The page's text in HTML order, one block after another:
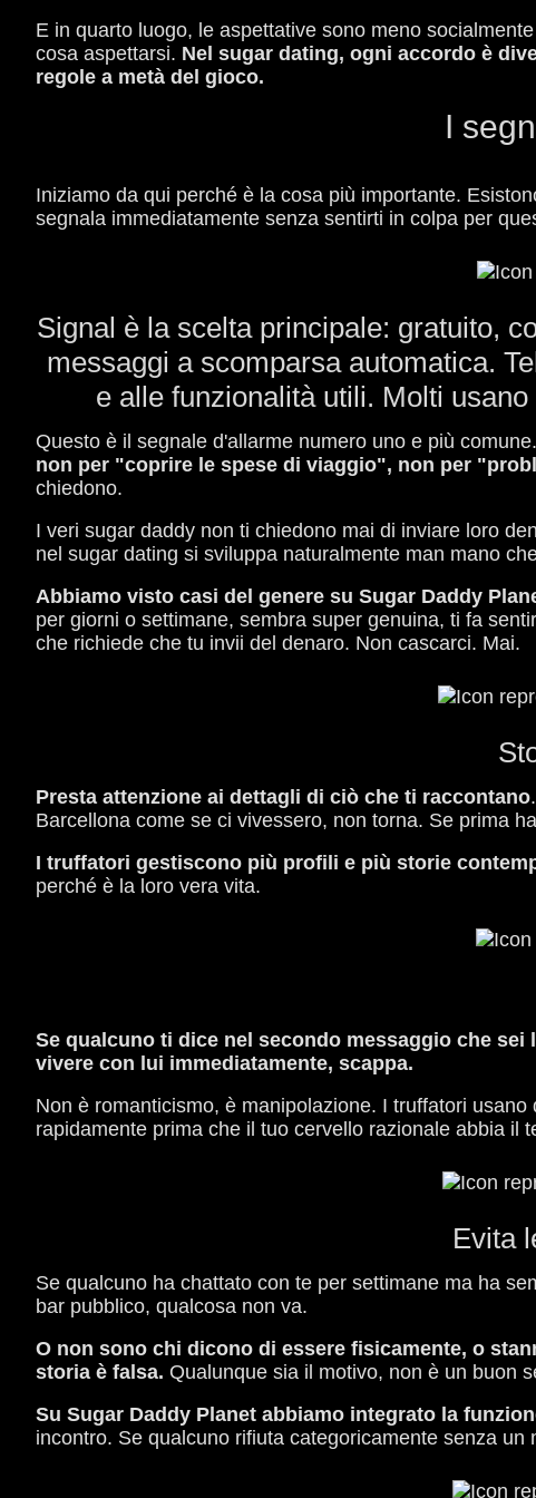
E in quarto luogo, le aspettative sono meno
cosa aspettarsi. Nel sugar dating, ogni accordo è
regole a metà del gioco.
I
Iniziamo da qui perché è la cosa più importante.
segnala immediatamente senza sentirti in colpa per
Signal è la scelta principale: gratuito,
messaggi a scomparsa automatica.
e alle funzionalità utili. Molti
Questo è il segnale d'allarme numero uno e più comune.
non per "coprire le spese di viaggio", non per
chiedono.
I veri sugar daddy non ti chiedono mai di inviare loro
nel sugar dating si sviluppa naturalmente man mano
Abbiamo visto casi del genere su Sugar Daddy
per giorni o settimane, sembra super genuina, ti fa
che richiede che tu invii del denaro. Non cascarci. Mai.
Presta attenzione ai dettagli di ciò che ti raccontano
Barcellona come se ci vivessero, non torna. Se prima
I truffatori gestiscono più profili e più storie
perché è la loro vera vita.
Se qualcuno ti dice nel secondo messaggio che
vivere con lui immediatamente, scappa.
Non è romanticismo, è manipolazione. I truffatori
rapidamente prima che il tuo cervello razionale abbia il
Evita
Se qualcuno ha chattato con te per settimane ma ha
bar pubblico, qualcosa non va.
O non sono chi dicono di essere fisicamente, o
storia è falsa. Qualunque sia il motivo, non è un buon
Su Sugar Daddy Planet abbiamo integrato la
incontro. Se qualcuno rifiuta categoricamente senza